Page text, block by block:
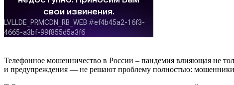
Телефонное мошенничество в России – пандемия влияющая не
и предупреждения — не решают проблему полностью: